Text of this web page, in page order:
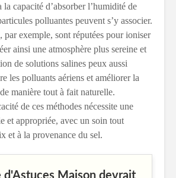
capacité d’absorber l’humidité de
polluantes peuvent s’y associer.
par exemple, sont réputées pour ioniser
ainsi une atmosphère plus sereine et
de solutions salines peux aussi
les polluants aériens et améliorer la
manière tout à fait naturelle.
de ces méthodes nécessite une
et appropriée, avec un soin tout
et à la provenance du sel.
d'Astuces Maison devrait